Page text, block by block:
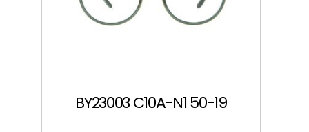
BY23003 C10A-N1 50-19